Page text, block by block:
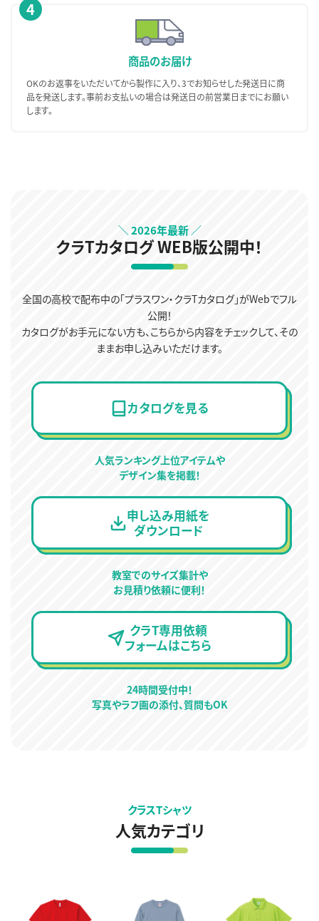
4
商品のお届け
OKのお返事をいただいてから製作に入り、3でお知らせした発送日に商
品を発送します。事前お支払いの場合は発送日の前営業日までにお願い
します。
＼ 2026年最新 ／
クラTカタログ WEB版公開中！
全国の高校で配布中の「プラスワン・クラTカタログ」がWebでフル
公開！
カタログがお手元にない方も、こちらから内容をチェックして、その
ままお申し込みいただけます。
カタログを見る
人気ランキング上位アイテムや
デザイン集を掲載！
申し込み用紙を
ダウンロード
教室でのサイズ集計や
お見積り依頼に便利！
クラT専用依頼
フォームはこちら
24時間受付中！
写真やラフ画の添付、質問もOK
クラスTシャツ
人気カテゴリ